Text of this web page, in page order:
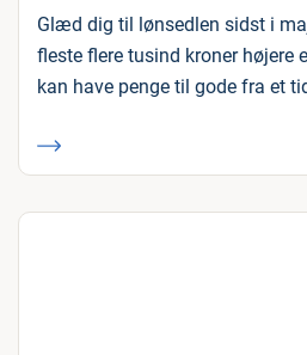
Glæd dig til lønsedlen sidst i
fleste flere tusind kroner højere
kan have penge til gode fra et